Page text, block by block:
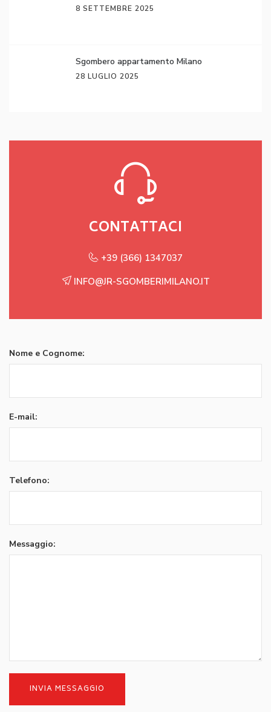
8 SETTEMBRE 2025
Sgombero appartamento Milano
28 LUGLIO 2025
CONTATTACI
+39 (366) 1347037
INFO@JR-SGOMBERIMILANO.IT
Nome e Cognome:
E-mail:
Telefono:
Messaggio: